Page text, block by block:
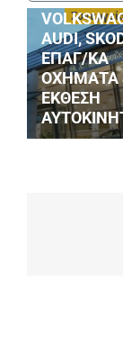
AUDI,
ΕΠΑΓ/ΚΑ
ΟΧΗΜΑΤΑ
ΕΚΘΕΣΗ